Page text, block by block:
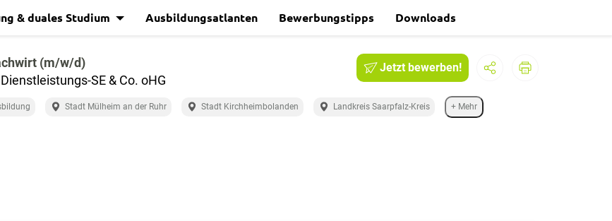
& duales Studium Ausbildungsatlanten Bewerbungstipps Downloads
(m/w/d)
SE & Co. oHG
Jetzt bewerben!
Stadt Mülheim an der Ruhr Stadt Kirchheimbolanden Landkreis Saarpfalz-Kreis + Mehr